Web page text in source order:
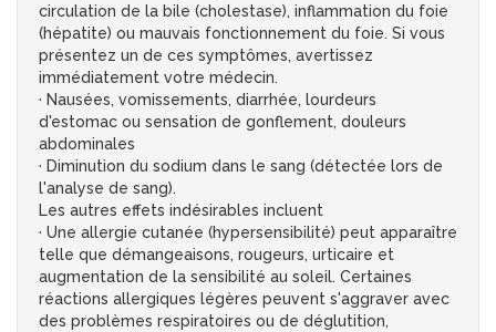
circulation de la bile (cholestase), inflammation du foie
(hépatite) ou mauvais fonctionnement du foie. Si vous
présentez un de ces symptômes, avertissez
immédiatement votre médecin.
· Nausées, vomissements, diarrhée, lourdeurs
d'estomac ou sensation de gonflement, douleurs
abdominales
· Diminution du sodium dans le sang (détectée lors de
l'analyse de sang).
Les autres effets indésirables incluent
· Une allergie cutanée (hypersensibilité) peut apparaître
telle que démangeaisons, rougeurs, urticaire et
augmentation de la sensibilité au soleil. Certaines
réactions allergiques légères peuvent s'aggraver avec
des problèmes respiratoires ou de déglutition,